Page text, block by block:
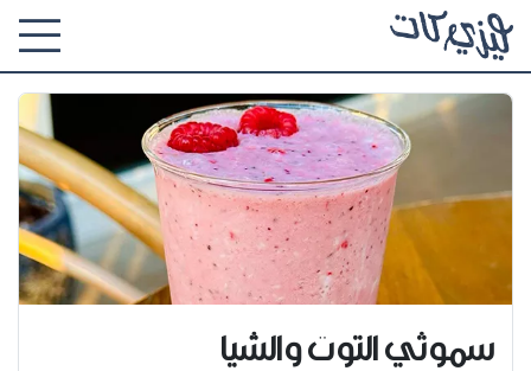
سموثي التوت والشيا